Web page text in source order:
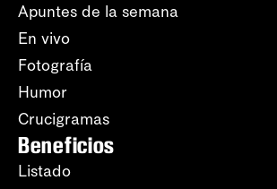
Apuntes de la semana
En vivo
Fotografía
Humor
Crucigramas
Beneficios
Listado